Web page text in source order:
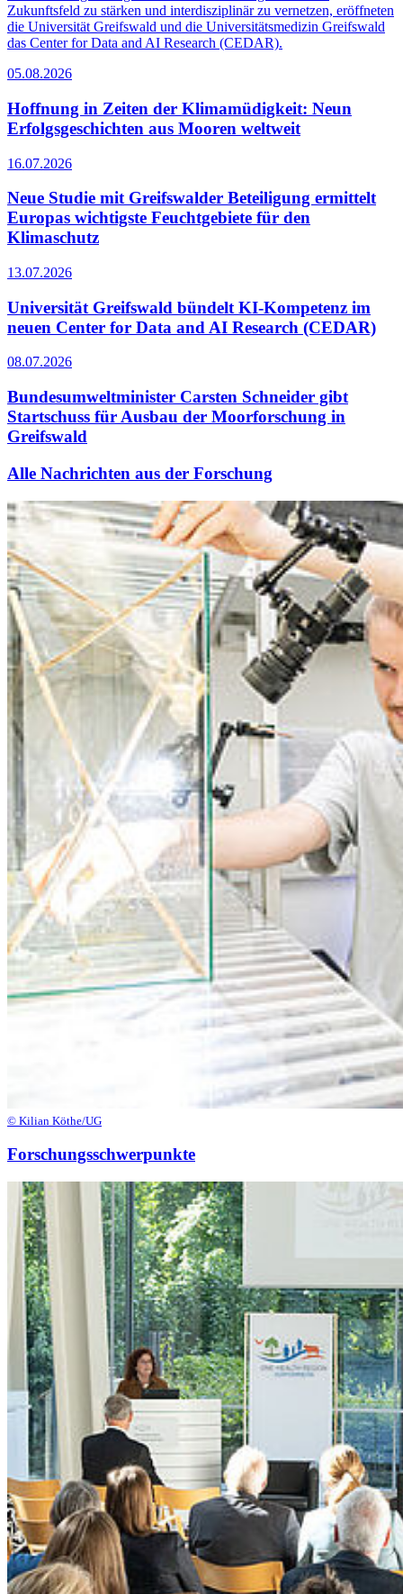
Zukunftsfeld zu stärken und interdisziplinär zu vernetzen, eröffneten
die Universität Greifswald und die Universitätsmedizin Greifswald
das Center for Data and AI Research (CEDAR).
05.08.2026
Hoffnung in Zeiten der Klimamüdigkeit: Neun
Erfolgsgeschichten aus Mooren weltweit
16.07.2026
Neue Studie mit Greifswalder Beteiligung ermittelt
Europas wichtigste Feuchtgebiete für den
Klimaschutz
13.07.2026
Universität Greifswald bündelt KI-Kompetenz im
neuen Center for Data and AI Research (CEDAR)
08.07.2026
Bundesumweltminister Carsten Schneider gibt
Startschuss für Ausbau der Moorforschung in
Greifswald
Alle Nachrichten aus der Forschung
© Kilian Köthe/UG
Forschungsschwerpunkte